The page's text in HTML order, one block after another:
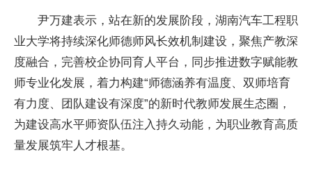
尹万建表示，站在新的发展阶段，湖南汽车工程职
业大学将持续深化师德师风长效机制建设，聚焦产教深
度融合，完善校企协同育人平台，同步推进数字赋能教
师专业化发展，着力构建“师德涵养有温度、双师培育
有力度、团队建设有深度”的新时代教师发展生态圈，
为建设高水平师资队伍注入持久动能，为职业教育高质
量发展筑牢人才根基。